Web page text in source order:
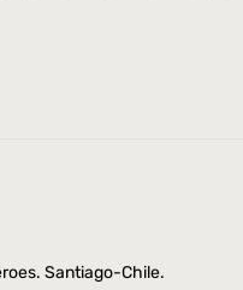
Santiago-Chile.